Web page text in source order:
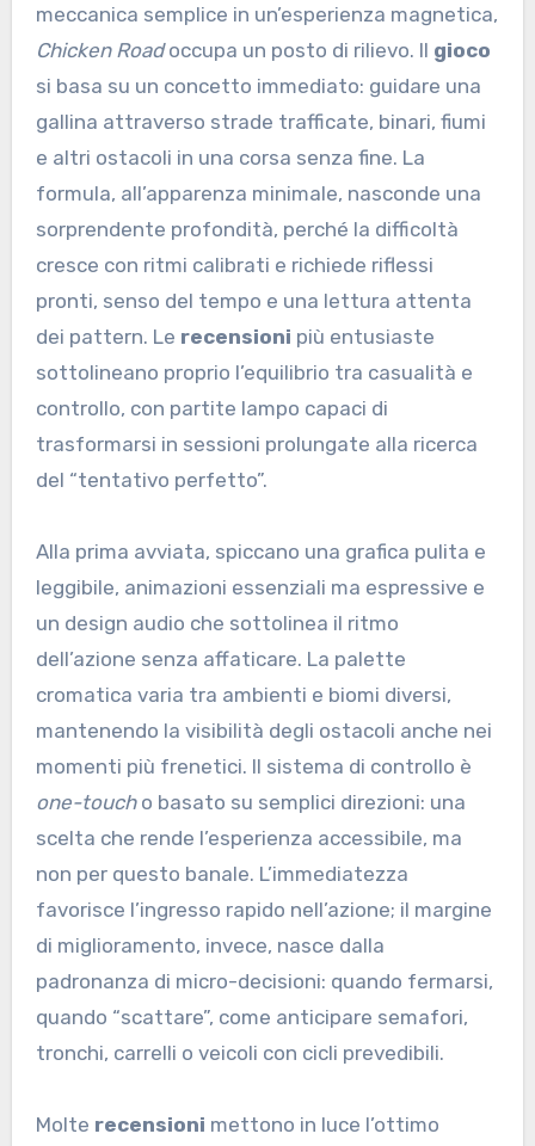
meccanica semplice in un’esperienza magnetica,
Chicken Roadoccupa un posto di rilievo. Il gioco
si basa su un concetto immediato: guidare una
gallina attraverso strade trafficate, binari, fiumi
e altri ostacoli in una corsa senza fine. La
formula, all’apparenza minimale, nasconde una
sorprendente profondità, perché la difficoltà
cresce con ritmi calibrati e richiede riflessi
pronti, senso del tempo e una lettura attenta
dei pattern. Le recensioni più entusiaste
sottolineano proprio l’equilibrio tra casualità e
controllo, con partite lampo capaci di
trasformarsi in sessioni prolungate alla ricerca
del “tentativo perfetto”.
Alla prima avviata, spiccano una grafica pulita e
leggibile, animazioni essenziali ma espressive e
un design audio che sottolinea il ritmo
dell’azione senza affaticare. La palette
cromatica varia tra ambienti e biomi diversi,
mantenendo la visibilità degli ostacoli anche nei
momenti più frenetici. Il sistema di controllo è
one-toucho basato su semplici direzioni: una
scelta che rende l’esperienza accessibile, ma
non per questo banale. L’immediatezza
favorisce l’ingresso rapido nell’azione; il margine
di miglioramento, invece, nasce dalla
padronanza di micro-decisioni: quando fermarsi,
quando “scattare”, come anticipare semafori,
tronchi, carrelli o veicoli con cicli prevedibili.
Molte recensioni mettono in luce l’ottimo